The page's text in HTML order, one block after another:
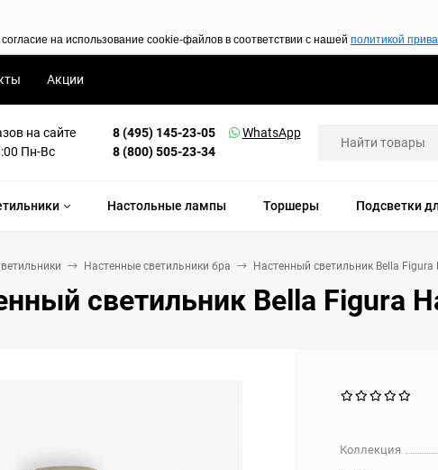
на использование cookie-файлов в соответствии с нашей политикой
Акции
на сайте
Пн-Вс
8 (495) 145-23-05
8 (800) 505-23-34
WhatsApp
Настольные лампы Торшеры Подсветки
Настенные светильники бра Настенный светильник Bella Figura
светильник Bella Figura
Коллекция